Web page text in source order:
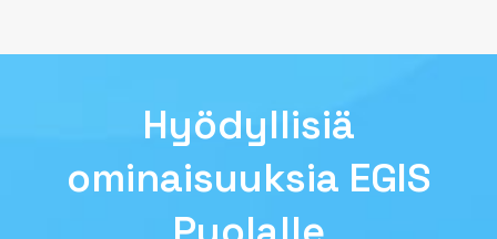
Hyödyllisiä
ominaisuuksia EGIS